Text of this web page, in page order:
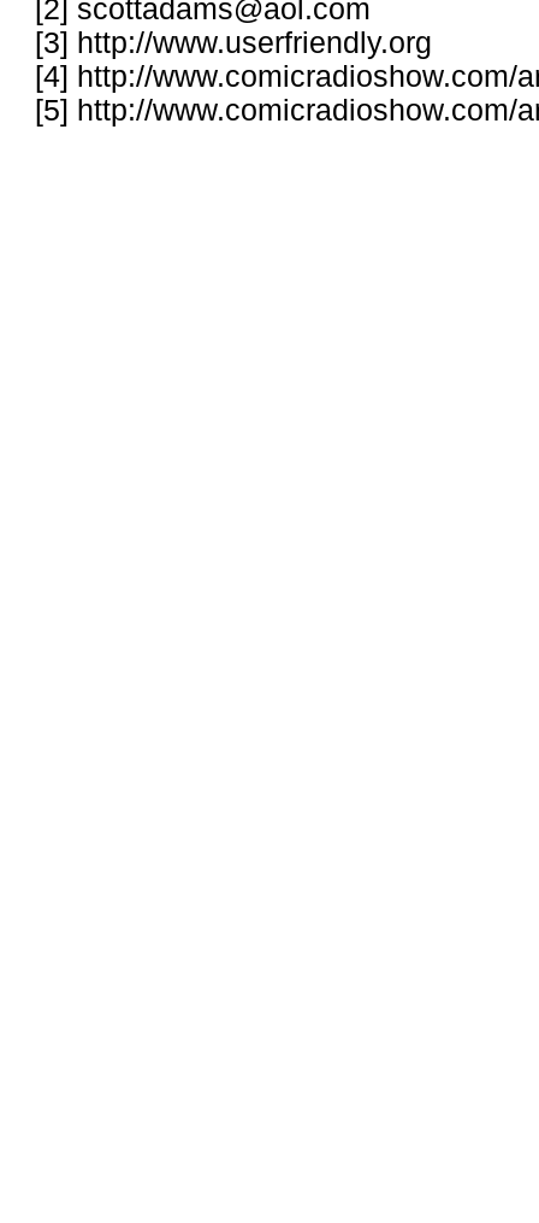
[2] scottadams@aol.com
[3] http://www.userfriendly.org
[4] http://www.comicradioshow.com/
[5] http://www.comicradioshow.com/